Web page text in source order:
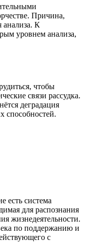
Причина,
анализа. К
уровнем анализа,
чтобы
связи рассудка.
деградация
способностей.
есть система
для распознания
жизнедеятельности.
по поддержанию и
с